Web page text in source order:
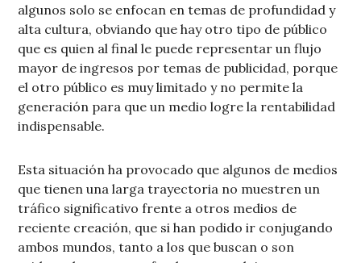
algunos solo se enfocan en temas de profundidad y
alta cultura, obviando que hay otro tipo de público
que es quien al final le puede representar un flujo
mayor de ingresos por temas de publicidad, porque
el otro público es muy limitado y no permite la
generación para que un medio logre la rentabilidad
indispensable.
Esta situación ha provocado que algunos de medios
que tienen una larga trayectoria no muestren un
tráfico significativo frente a otros medios de
reciente creación, que si han podido ir conjugando
ambos mundos, tanto a los que buscan o son